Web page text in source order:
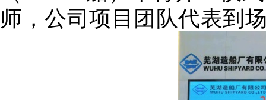
师，公司项目团队代表到